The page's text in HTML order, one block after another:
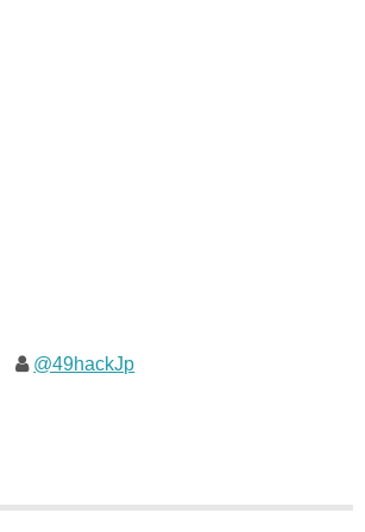
@49hackJp